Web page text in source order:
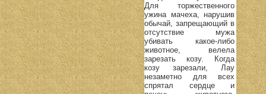
Для торжественного
ужина мачеха, нарушив
обычай, запрещающий в
отсутствие мужа
убивать какое-либо
животное, велела
зарезать козу. Когда
козу зарезали, Лау
незаметно для всех
спрятал сердце и